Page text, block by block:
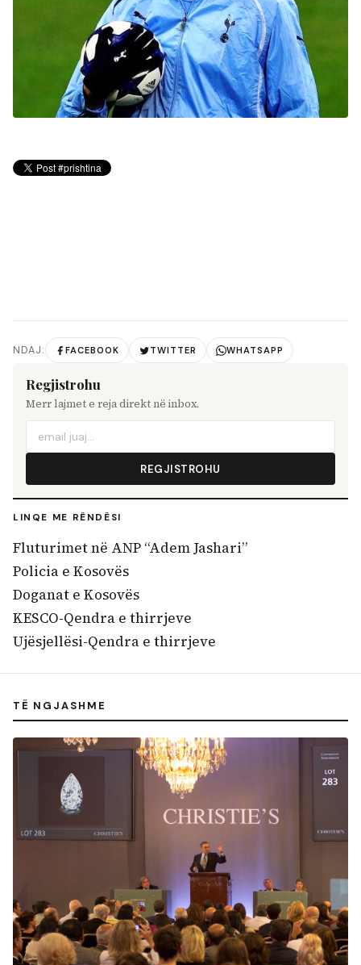
NDAJ: FACEBOOK TWITTER WHATSAPP
Regjistrohu
Merr lajmet e reja direkt në inbox.
REGJISTROHU
LINQE ME RËNDËSI
Fluturimet në ANP “Adem Jashari”
Policia e Kosovës
Doganat e Kosovës
KESCO-Qendra e thirrjeve
Ujësjellësi-Qendra e thirrjeve
TË NGJASHME